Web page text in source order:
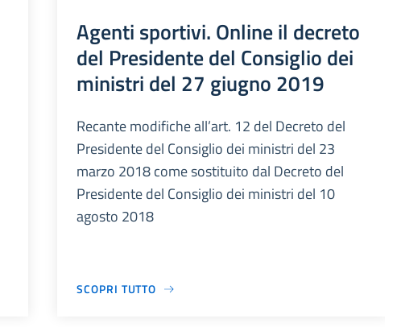
Agenti sportivi. Online il decreto
del Presidente del Consiglio dei
ministri del 27 giugno 2019
Recante modifiche all’art. 12 del Decreto del
Presidente del Consiglio dei ministri del 23
marzo 2018 come sostituito dal Decreto del
Presidente del Consiglio dei ministri del 10
agosto 2018
SCOPRI TUTTO